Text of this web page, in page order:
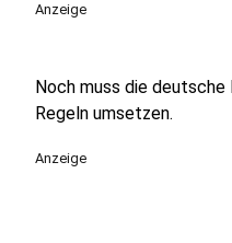
Anzeige
Noch muss die deutsche
Regeln umsetzen.
Anzeige